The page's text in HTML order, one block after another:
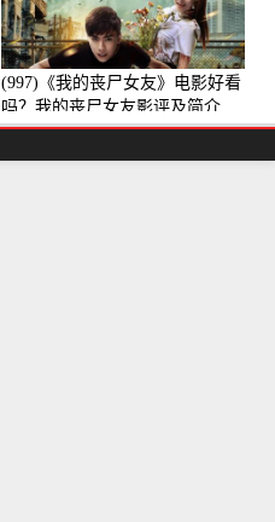
(997)《我的丧尸女友》电影好看
吗？我的丧尸女友影评及简介